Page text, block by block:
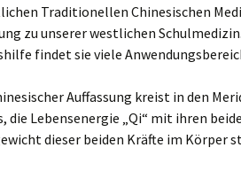
Traditionellen Chinesischen
zu unserer westlichen
findet sie viele
Auffassung kreist in den
die Lebensenergie „Qi“ mit ihren
dieser beiden Kräfte im Körper